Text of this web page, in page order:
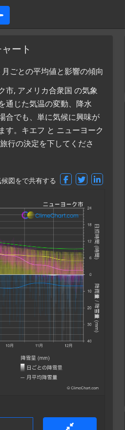
ート
ごとの平均値と影響の傾向
市, アメリカ合衆国 の気象
通じた気温の変動、降水
合でも、単に気候に興味が
す。キエフ と ニューヨーク
行の決定を下してくださ
図をで共有する